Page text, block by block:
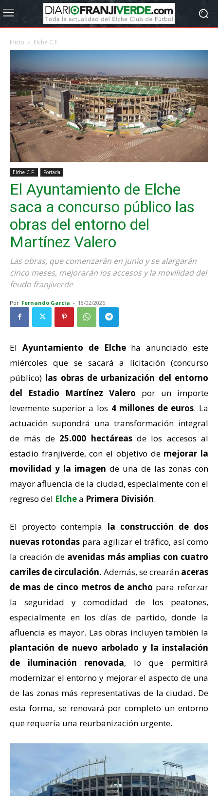
Inicio Elche C.F.
Elche C.F. Portada
El Ayuntamiento de Elche
saca a concurso público las
obras del entorno del
Martínez Valero
Las obras, que comenzarán en junio y se alargarán
cinco meses, mejorarán los accesos y la movilidad del
feudo franjiverde
Por Fernando García - 18/02/2026
El Ayuntamiento de Elcheha anunciado este
miércoles que se sacará a licitación (concurso
público) las obras de urbanización del entorno
del Estadio Martínez Valero por un importe
levemente superior a los 4 millones de euros. La
actuación supondrá una transformación integral
de más de 25.000 hectáreasde los accesos al
estadio franjiverde, con el objetivo de mejorar la
movilidad y la imagen de una de las zonas con
mayor afluencia de la ciudad, especialmente con el
regreso del Elchea Primera División.
El proyecto contempla la construcción de dos
nuevas rotondas para agilizar el tráfico, así como
la creación de avenidas más amplias con cuatro
carriles de circulación. Además, se crearán aceras
de mas de cinco metros de ancho para reforzar
la seguridad y comodidad de los peatones,
especialmente en los días de partido, donde la
afluencia es mayor. Las obras incluyen también la
plantación de nuevo arbolado y la instalación
de iluminación renovada, lo que permitirá
modernizar el entorno y mejorar el aspecto de una
de las zonas más representativas de la ciudad. De
esta forma, se renovará por completo un entorno
que requería una reurbanización urgente.